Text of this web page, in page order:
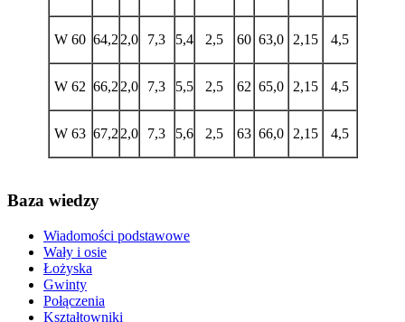
W 60 64,2 2,0 7,3 5,4 2,5 60 63,0 2,15 4,5
W 62 66,2 2,0 7,3 5,5 2,5 62 65,0 2,15 4,5
W 63 67,2 2,0 7,3 5,6 2,5 63 66,0 2,15 4,5
Baza wiedzy
Wiadomości podstawowe
Wały i osie
Łożyska
Gwinty
Połączenia
Kształtowniki